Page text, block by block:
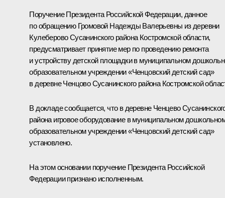
Поручение Президента Российской Федерации, данное
по обращению Громовой Надежды Валерьевны из деревни
Кулеберово Сусанинского района Костромской области,
предусматривает принятие мер по проведению ремонта
и устройству детской площадки в муниципальном
образовательном учреждении «Ченцовский детский сад»
в деревне Ченцово Сусанинского района Костромской
В докладе сообщается, что в деревне Ченцево
района игровое оборудование в муниципальном
образовательном учреждении «Ченцовский детский сад»
установлено.
На этом основании поручение Президента Российской
Федерации признано исполненным.